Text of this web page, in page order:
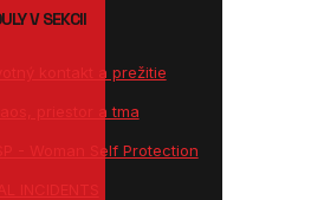
V SEKCII
kontakt a prežitie
priestor a tma
- Woman Self Protection
INCIDENTS